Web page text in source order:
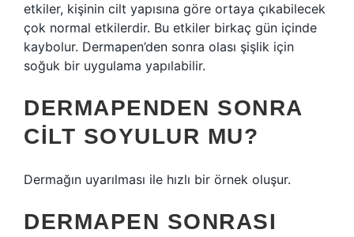
etkiler, kişinin cilt yapısına göre ortaya çıkabilecek
çok normal etkilerdir. Bu etkiler birkaç gün içinde
kaybolur. Dermapen’den sonra olası şişlik için
soğuk bir uygulama yapılabilir.
DERMAPENDEN SONRA
CILT SOYULUR MU?
Dermağın uyarılması ile hızlı bir örnek oluşur.
DERMAPEN SONRASI